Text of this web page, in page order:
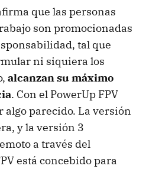
que las personas
son promocionadas
tal que
ni siquiera los
alcanzan su máximo
. Con el PowerUp FPV
algo parecido. La versión
y la versión 3
a través del
está concebido para